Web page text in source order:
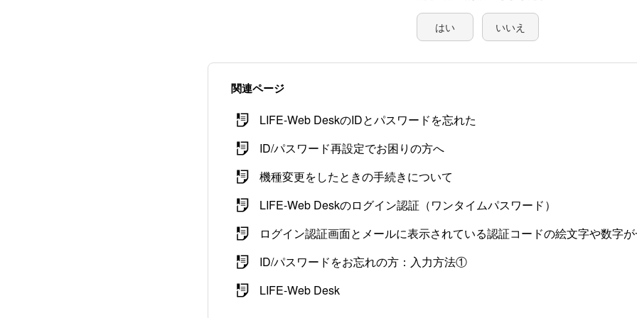
はい いいえ
関連ページ
LIFE-Web DeskのIDとパスワードを忘れた
ID/パスワード再設定でお困りの方へ
機種変更をしたときの手続きについて
LIFE-Web Deskのログイン認証（ワンタイムパスワード）
ログイン認証画面とメールに表示されている認証コードの絵文字や数字
ID/パスワードをお忘れの方：入力方法①
LIFE-Web Desk